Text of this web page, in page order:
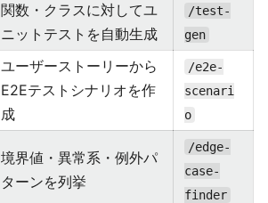
関数・クラスに対してユ
ニットテストを自動生成
/test-
gen
ユーザーストーリーから
E2Eテストシナリオを作
成
/e2e-
scenari
o
境界値・異常系・例外パ
ターンを列挙
/edge-
case-
finder